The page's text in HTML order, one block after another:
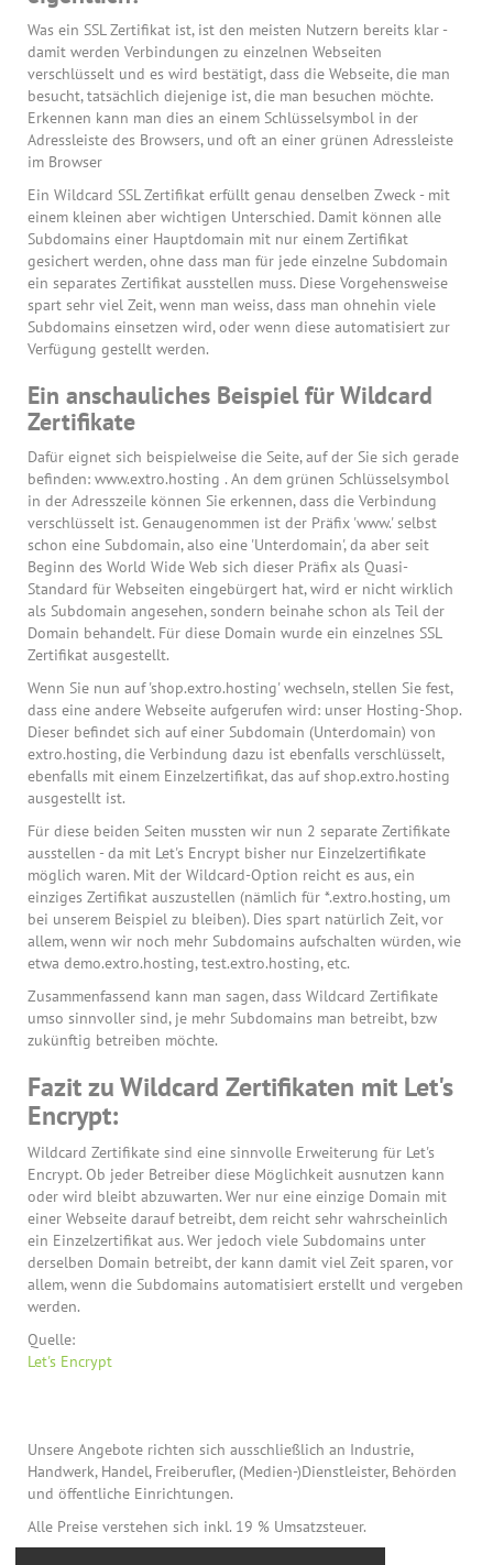
Was ein SSL Zertifikat ist, ist den meisten Nutzern bereits klar -
damit werden Verbindungen zu einzelnen Webseiten
verschlüsselt und es wird bestätigt, dass die Webseite, die man
besucht, tatsächlich diejenige ist, die man besuchen möchte.
Erkennen kann man dies an einem Schlüsselsymbol in der
Adressleiste des Browsers, und oft an einer grünen Adressleiste
im Browser
Ein Wildcard SSL Zertifikat erfüllt genau denselben Zweck - mit
einem kleinen aber wichtigen Unterschied. Damit können alle
Subdomains einer Hauptdomain mit nur einem Zertifikat
gesichert werden, ohne dass man für jede einzelne Subdomain
ein separates Zertifikat ausstellen muss. Diese Vorgehensweise
spart sehr viel Zeit, wenn man weiss, dass man ohnehin viele
Subdomains einsetzen wird, oder wenn diese automatisiert zur
Verfügung gestellt werden.
Ein anschauliches Beispiel für Wildcard
Zertifikate
Dafür eignet sich beispielweise die Seite, auf der Sie sich gerade
befinden: www.extro.hosting . An dem grünen Schlüsselsymbol
in der Adresszeile können Sie erkennen, dass die Verbindung
verschlüsselt ist. Genaugenommen ist der Präfix 'www.' selbst
schon eine Subdomain, also eine 'Unterdomain', da aber seit
Beginn des World Wide Web sich dieser Präfix als Quasi-
Standard für Webseiten eingebürgert hat, wird er nicht wirklich
als Subdomain angesehen, sondern beinahe schon als Teil der
Domain behandelt. Für diese Domain wurde ein einzelnes SSL
Zertifikat ausgestellt.
Wenn Sie nun auf 'shop.extro.hosting' wechseln, stellen Sie fest,
dass eine andere Webseite aufgerufen wird: unser Hosting-Shop.
Dieser befindet sich auf einer Subdomain (Unterdomain) von
extro.hosting, die Verbindung dazu ist ebenfalls verschlüsselt,
ebenfalls mit einem Einzelzertifikat, das auf shop.extro.hosting
ausgestellt ist.
Für diese beiden Seiten mussten wir nun 2 separate Zertifikate
ausstellen - da mit Let's Encrypt bisher nur Einzelzertifikate
möglich waren. Mit der Wildcard-Option reicht es aus, ein
einziges Zertifikat auszustellen (nämlich für *.extro.hosting, um
bei unserem Beispiel zu bleiben). Dies spart natürlich Zeit, vor
allem, wenn wir noch mehr Subdomains aufschalten würden, wie
etwa demo.extro.hosting, test.extro.hosting, etc.
Zusammenfassend kann man sagen, dass Wildcard Zertifikate
umso sinnvoller sind, je mehr Subdomains man betreibt, bzw
zukünftig betreiben möchte.
Fazit zu Wildcard Zertifikaten mit Let's
Encrypt:
Wildcard Zertifikate sind eine sinnvolle Erweiterung für Let's
Encrypt. Ob jeder Betreiber diese Möglichkeit ausnutzen kann
oder wird bleibt abzuwarten. Wer nur eine einzige Domain mit
einer Webseite darauf betreibt, dem reicht sehr wahrscheinlich
ein Einzelzertifikat aus. Wer jedoch viele Subdomains unter
derselben Domain betreibt, der kann damit viel Zeit sparen, vor
allem, wenn die Subdomains automatisiert erstellt und vergeben
werden.
Quelle:
Let's Encrypt
Unsere Angebote richten sich ausschließlich an Industrie,
Handwerk, Handel, Freiberufler, (Medien-)Dienstleister, Behörden
und öffentliche Einrichtungen.
Alle Preise verstehen sich inkl. 19 % Umsatzsteuer.